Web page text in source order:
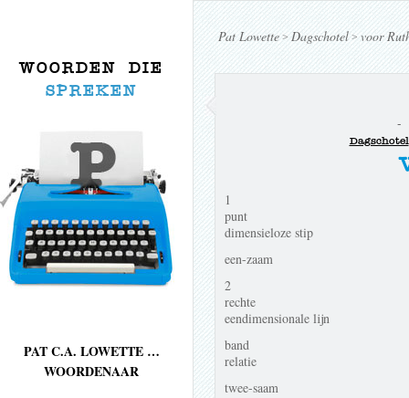
WOORDEN DIE
SPREKEN
PAT C.A. LOWETTE …
WOORDENAAR
Pat Lowette> Dagschotel > voor
-
Dagschotel
1
punt
dimensieloze stip
een-zaam
2
rechte
eendimensionale lijn
band
relatie
twee-saam